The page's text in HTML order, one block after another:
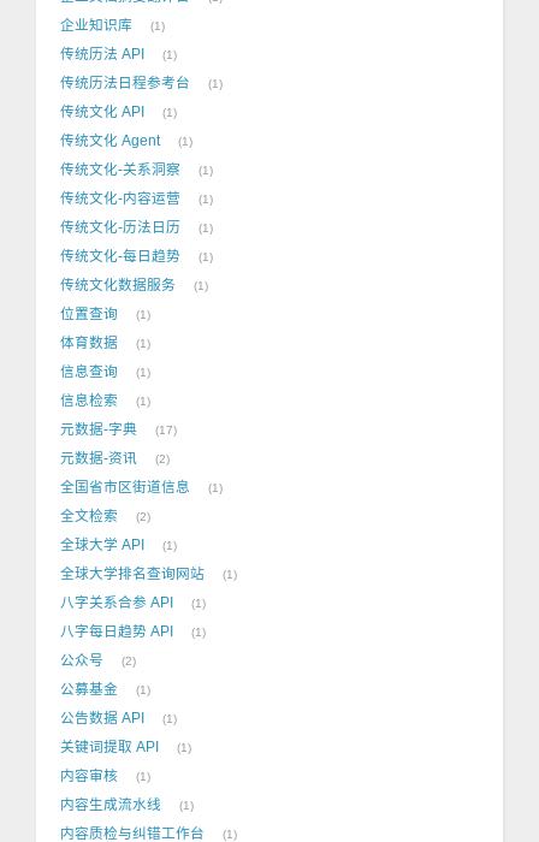
企业知识库 1
传统历法 API 1
传统历法日程参考台 1
传统文化 API 1
传统文化 Agent 1
传统文化-关系洞察 1
传统文化-内容运营 1
传统文化-历法日历 1
传统文化-每日趋势 1
传统文化数据服务 1
位置查询 1
体育数据 1
信息查询 1
信息检索 1
元数据-字典 17
元数据-资讯 2
全国省市区街道信息 1
全文检索 2
全球大学 API 1
全球大学排名查询网站 1
八字关系合参 API 1
八字每日趋势 API 1
公众号 2
公募基金 1
公告数据 API 1
关键词提取 API 1
内容审核 1
内容生成流水线 1
内容质检与纠错工作台 1